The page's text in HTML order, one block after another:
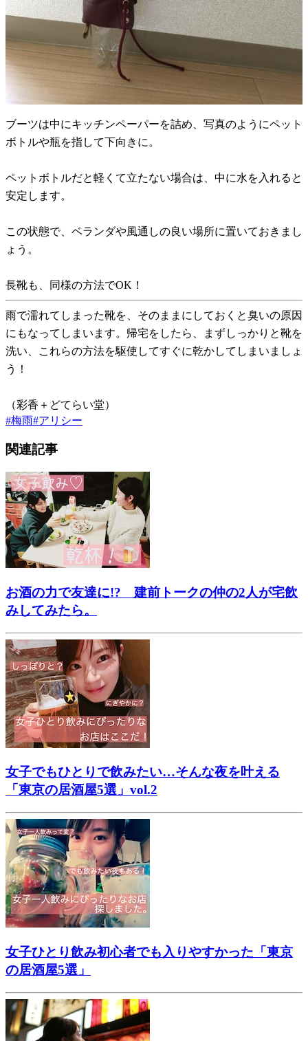
ブーツは中にキッチンペーパーを詰め、写真のようにペット
ボトルや瓶を指して下向きに。
ペットボトルだと軽くて立たない場合は、中に水を入れると
安定します。
この状態で、ベランダや風通しの良い場所に置いておきまし
ょう。
長靴も、同様の方法でOK！
雨で濡れてしまった靴を、そのままにしておくと臭いの原因
にもなってしまいます。帰宅をしたら、まずしっかりと靴を
洗い、これらの方法を駆使してすぐに乾かしてしまいましょ
う！
（彩香＋どてらい堂）
#梅雨#アリシー
関連記事
お酒の力で友達に!? 建前トークの仲の2人が宅飲
みしてみたら。
女子でもひとりで飲みたい…そんな夜を叶える
「東京の居酒屋5選」vol.2
女子ひとり飲み初心者でも入りやすかった「東京
の居酒屋5選」